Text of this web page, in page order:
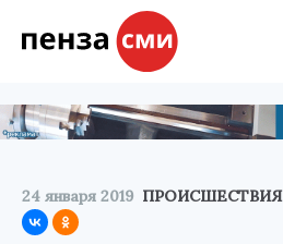
24 января 2019 ПРОИСШЕСТВИЯ